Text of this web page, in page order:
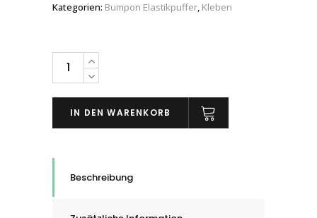
Kategorien: Bumpon Elastikpuffer, Kleben
3M™
Bumpon™
SJ5303
Elastikpuffer,
IN DEN WARENKORB
Beschreibung